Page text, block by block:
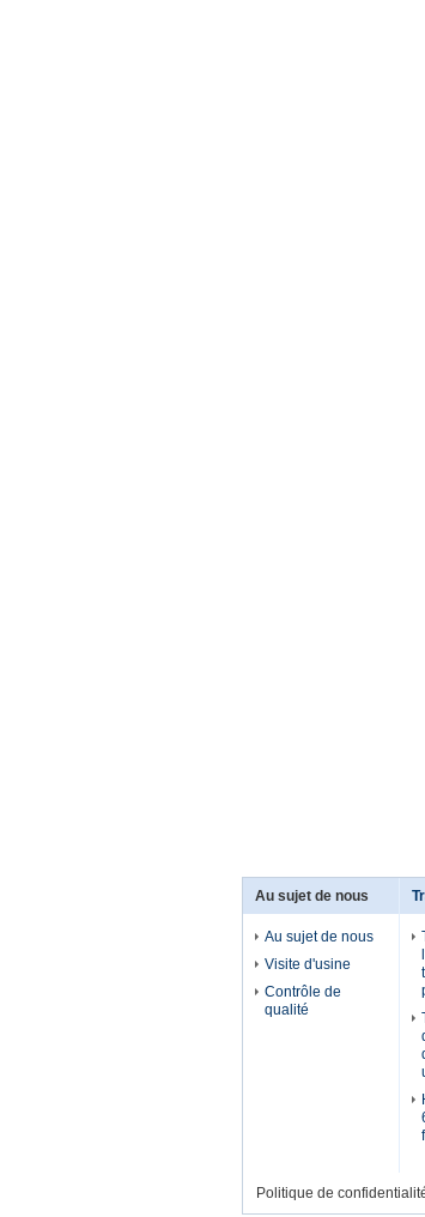
Au sujet de nous
Au sujet de nous
Visite d'usine
Contrôle de
qualité
Politique de